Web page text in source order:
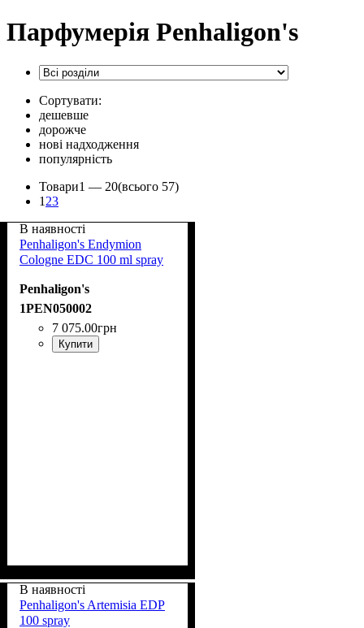
Парфумерія Penhaligon's
Сортувати:
дешевше
дорожче
нові надходження
популярність
Товари1 — 20(всього 57)
1 23
В наявності
Penhaligon's Endymion
Cologne EDC 100 ml spray
Penhaligon's
1PEN050002
7 075.00грн
Купити
В наявності
Penhaligon's Artemisia EDP
100 spray